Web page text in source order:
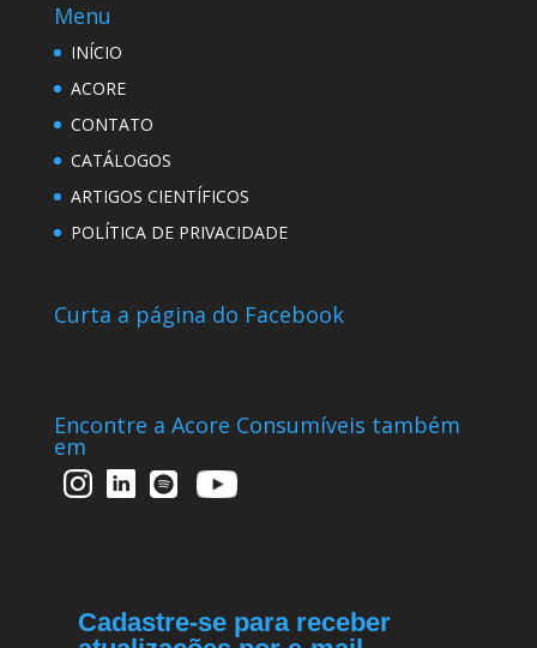
Menu
INÍCIO
ACORE
CONTATO
CATÁLOGOS
ARTIGOS CIENTÍFICOS
POLÍTICA DE PRIVACIDADE
Curta a página do Facebook
Encontre a Acore Consumíveis também
em
Cadastre-se para receber